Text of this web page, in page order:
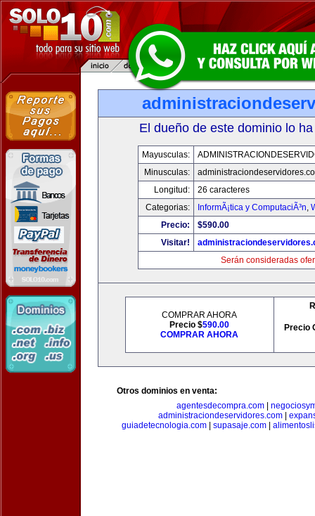
El dueño de este dominio lo
Mayusculas:
Minusculas:
Longitud:
26 caracteres
Categorias:
InformÃ¡tica y ComputaciÃ³n,
Precio:
$590.00
Visitar!
Serán consideradas
COMPRAR AHORA
Precio $590.00
COMPRAR AHORA
Precio
Otros dominios en venta:
agentesdecompra.com|
administraciondeservidores.com
guiadetecnologia.com
supasaje.com